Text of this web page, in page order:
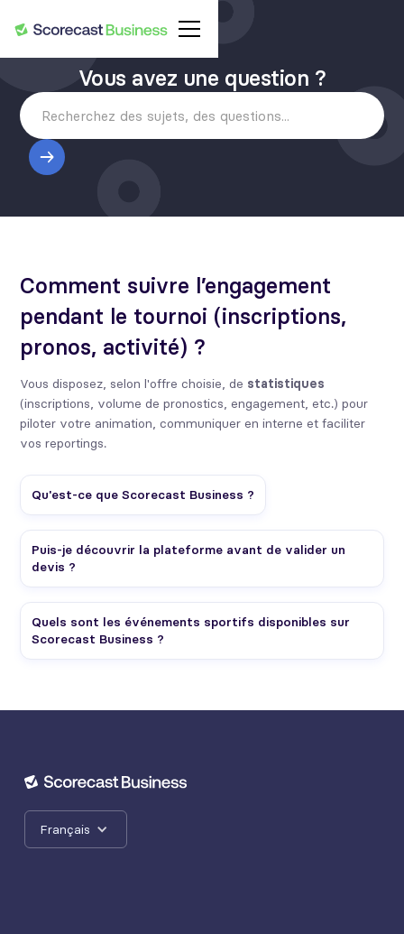
Vous avez une question ?
Comment suivre l’engagement
pendant le tournoi (inscriptions,
pronos, activité) ?
Vous disposez, selon l'offre choisie, de statistiques
(inscriptions, volume de pronostics, engagement, etc.) pour
piloter votre animation, communiquer en interne et faciliter
vos reportings.
Qu'est-ce que Scorecast Business ?
Puis-je découvrir la plateforme avant de valider un
devis ?
Quels sont les événements sportifs disponibles sur
Scorecast Business ?
Français